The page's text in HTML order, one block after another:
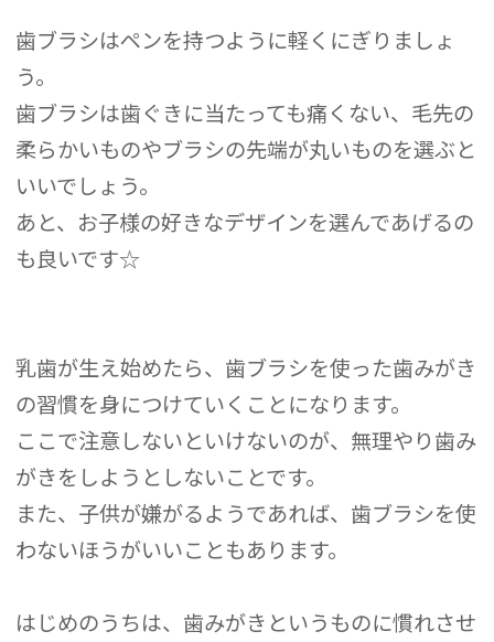
歯ブラシはペンを持つように軽くにぎりましょ
う。
歯ブラシは歯ぐきに当たっても痛くない、毛先の
柔らかいものやブラシの先端が丸いものを選ぶと
いいでしょう。
あと、お子様の好きなデザインを選んであげるの
も良いです☆
乳歯が生え始めたら、歯ブラシを使った歯みがき
の習慣を身につけていくことになります。
ここで注意しないといけないのが、無理やり歯み
がきをしようとしないことです。
また、子供が嫌がるようであれば、歯ブラシを使
わないほうがいいこともあります。
はじめのうちは、歯みがきというものに慣れさせ